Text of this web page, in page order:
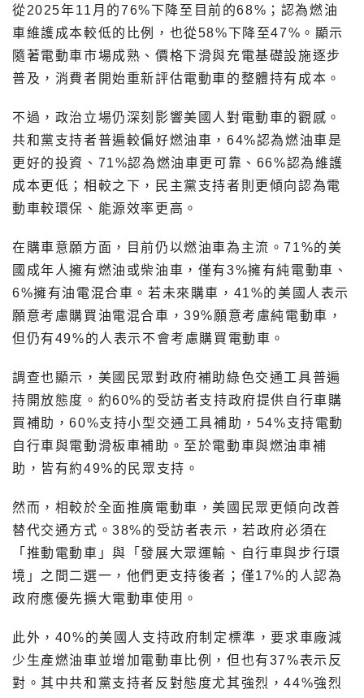
從2025年11月的76%下降至目前的68%；認為燃油
車維護成本較低的比例，也從58%下降至47%。顯示
隨著電動車市場成熟、價格下滑與充電基礎設施逐步
普及，消費者開始重新評估電動車的整體持有成本。
不過，政治立場仍深刻影響美國人對電動車的觀感。
共和黨支持者普遍較偏好燃油車，64%認為燃油車是
更好的投資、71%認為燃油車更可靠、66%認為維護
成本更低；相較之下，民主黨支持者則更傾向認為電
動車較環保、能源效率更高。
在購車意願方面，目前仍以燃油車為主流。71%的美
國成年人擁有燃油或柴油車，僅有3%擁有純電動車、
6%擁有油電混合車。若未來購車，41%的美國人表示
願意考慮購買油電混合車，39%願意考慮純電動車，
但仍有49%的人表示不會考慮購買電動車。
調查也顯示，美國民眾對政府補助綠色交通工具普遍
持開放態度。約60%的受訪者支持政府提供自行車購
買補助，60%支持小型交通工具補助，54%支持電動
自行車與電動滑板車補助。至於電動車與燃油車補
助，皆有約49%的民眾支持。
然而，相較於全面推廣電動車，美國民眾更傾向改善
替代交通方式。38%的受訪者表示，若政府必須在
「推動電動車」與「發展大眾運輸、自行車與步行環
境」之間二選一，他們更支持後者；僅17%的人認為
政府應優先擴大電動車使用。
此外，40%的美國人支持政府制定標準，要求車廠減
少生產燃油車並增加電動車比例，但也有37%表示反
對。其中共和黨支持者反對態度尤其強烈，44%強烈